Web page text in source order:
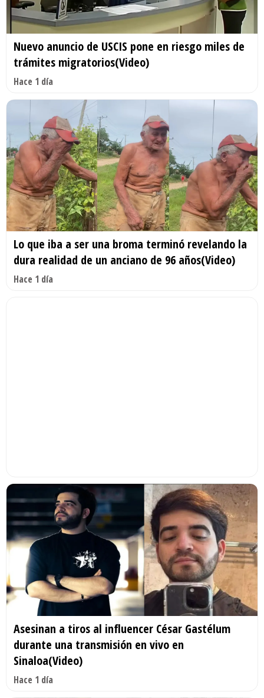
Nuevo anuncio de USCIS pone en riesgo miles de
trámites migratorios(Video)
Hace 1 día
Lo que iba a ser una broma terminó revelando la
dura realidad de un anciano de 96 años(Video)
Hace 1 día
Asesinan a tiros al influencer César Gastélum
durante una transmisión en vivo en
Sinaloa(Video)
Hace 1 día